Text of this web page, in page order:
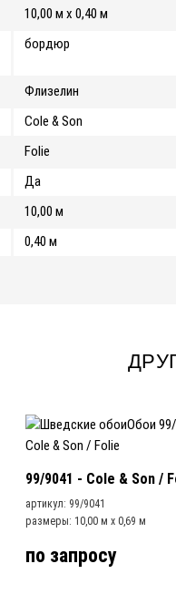
10,00 м x 0,40 м
бордюр
Флизелин
Cole & Son
Folie
Да
10,00 м
0,40 м
99/9041 - Cole & Son /
артикул: 99/9041
размеры: 10,00 м x 0,69 м
по запросу